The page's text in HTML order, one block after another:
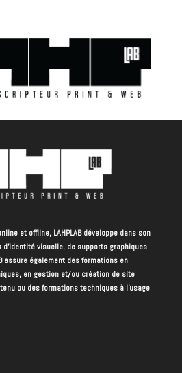
et offline, LAHPLAB développe dans son
visuelle, de supports graphiques
assure également des formations en
en gestion et/ou création de site
ou des formations techniques à l’usage